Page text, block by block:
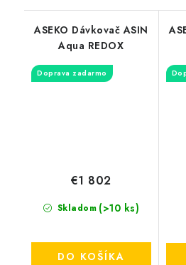
ASEKO Dávkovač ASIN
Aqua REDOX
Doprava zadarmo
Skladom (>10 ks)
€1 802
DO KOŠÍKA